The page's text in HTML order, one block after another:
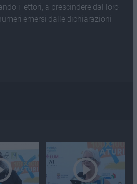
i lettori, a prescindere dal loro
emersi dalle dichiarazioni